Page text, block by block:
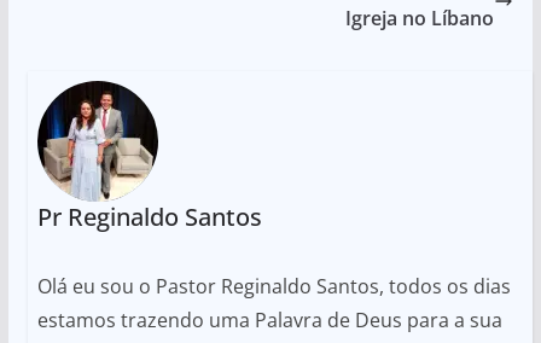
Igreja no Líbano
Pr Reginaldo Santos
Olá eu sou o Pastor Reginaldo Santos, todos os dias
estamos trazendo uma Palavra de Deus para a sua